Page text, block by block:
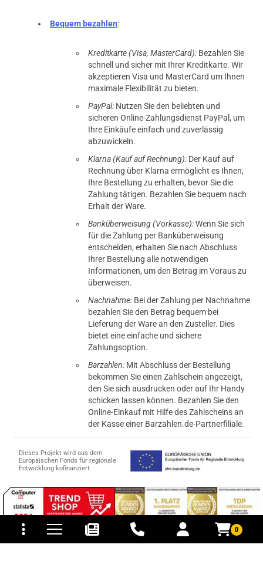
0
und Versandkosten
Bequem bezahlen:
Kreditkarte (Visa, MasterCard): Bezahlen Sie
schnell und sicher mit Ihrer Kreditkarte. Wir
akzeptieren Visa und MasterCard um Ihnen
maximale Flexibilität zu bieten.
PayPal: Nutzen Sie den beliebten und
sicheren Online-Zahlungsdienst PayPal, um
Ihre Einkäufe einfach und zuverlässig
abzuwickeln.
Klarna (Kauf auf Rechnung): Der Kauf auf
Rechnung über Klarna ermöglicht es Ihnen,
Ihre Bestellung zu erhalten, bevor Sie die
Zahlung tätigen. Bezahlen Sie bequem nach
Erhalt der Ware.
Banküberweisung (Vorkasse):Wenn Sie sich
für die Zahlung per Banküberweisung
entscheiden, erhalten Sie nach Abschluss
Ihrer Bestellung alle notwendigen
Informationen, um den Betrag im Voraus zu
überweisen.
Nachnahme: Bei der Zahlung per Nachnahme
bezahlen Sie den Betrag bequem bei
Lieferung der Ware an den Zusteller. Dies
bietet eine einfache und sichere
Zahlungsoption.
Barzahlen: Mit Abschluss der Bestellung
bekommen Sie einen Zahlschein angezeigt,
den Sie sich ausdrucken oder auf Ihr Handy
schicken lassen können. Bezahlen Sie den
Online-Einkauf mit Hilfe des Zahlscheins an
der Kasse einer Barzahlen.de-Partnerfiliale.
Dieses Projekt wird aus dem
Europäischen Fonds für regionale
Entwicklung kofinanziert.
© 2015-2026 PB-ViGoods GmbH